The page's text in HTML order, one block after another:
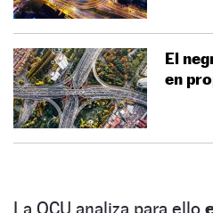
El
en
La OCU analiza para ello